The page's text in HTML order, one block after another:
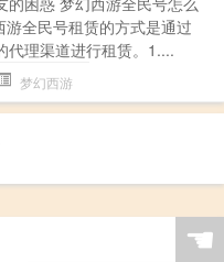
游全民号租赁的方式是通过
代理渠道进行租赁。1....
梦幻西游
☚